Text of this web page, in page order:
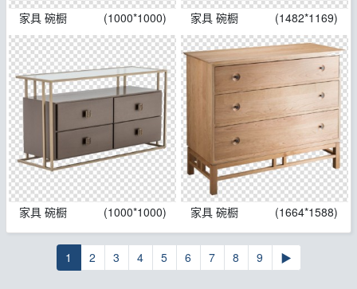
家具 碗橱 (1000*1000) 家具 碗橱 (1482*1169)
家具 碗橱 (1000*1000) 家具 碗橱 (1664*1588)
1 2 3 4 5 6 7 8 9 ▶